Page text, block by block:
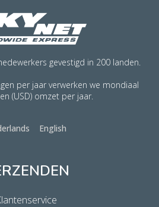
gevestigd in 200 landen.
per jaar verwerken we mondiaal
(USD) omzet per jaar.
English